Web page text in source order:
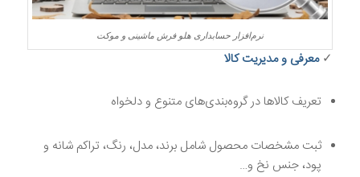
نرم‌افزار حسابداری هلو فرش ماشینی و موکت
✓معرفی و مدیریت کالا
تعریف کالاها در گروه‌بندی‌های متنوع و دلخواه
ثبت مشخصات محصول شامل برند، مدل، رنگ، تراکم شانه و
پود، جنس نخ و…